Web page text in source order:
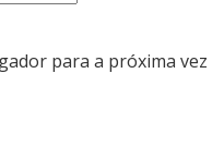
para a próxima vez